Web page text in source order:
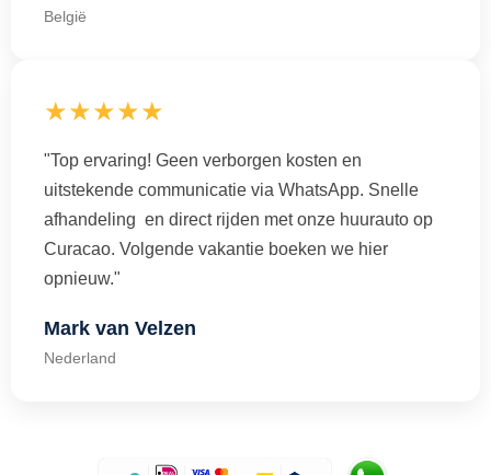
België
★★★★★
"Top ervaring! Geen verborgen kosten en
uitstekende communicatie via WhatsApp. Snelle
afhandeling en direct rijden met onze huurauto op
Curacao. Volgende vakantie boeken we hier
opnieuw."
Mark van Velzen
Nederland